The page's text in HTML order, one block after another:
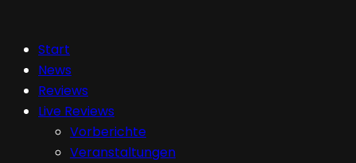
Start
News
Reviews
Live Reviews
Vorberichte
Veranstaltungen